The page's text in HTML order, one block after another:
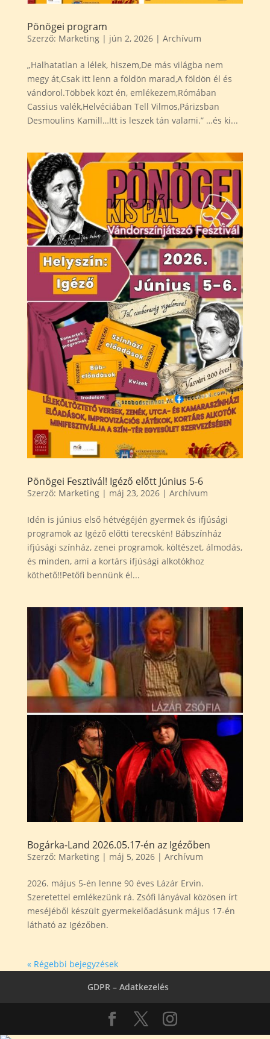
Pönögei program
Szerző: Marketing| jún 2, 2026| Archívum
„Halhatatlan a lélek, hiszem,De más világba nem
megy át,Csak itt lenn a földön marad,A földön él és
vándorol.Többek közt én, emlékezem,Rómában
Cassius valék,Helvéciában Tell Vilmos,Párizsban
Desmoulins Kamill…Itt is leszek tán valami.” …és ki...
Pönögei Fesztivál! Igéző előtt Június 5-6
Szerző: Marketing| máj 23, 2026| Archívum
Idén is június első hétvégéjén gyermek és ifjúsági
programok az Igéző előtti terecskén! Bábszínház
ifjúsági színház, zenei programok, költészet, álmodás,
és minden, ami a kortárs ifjúsági alkotókhoz
köthető!!Petőfi bennünk él...
Bogárka-Land 2026.05.17-én az Igézőben
Szerző: Marketing| máj 5, 2026| Archívum
2026. május 5-én lenne 90 éves Lázár Ervin.
Szeretettel emlékezünk rá. Zsófi lányával közösen írt
meséjéből készült gyermekelőadásunk május 17-én
látható az Igézőben.
« Régebbi bejegyzések
GDPR – Adatkezelés